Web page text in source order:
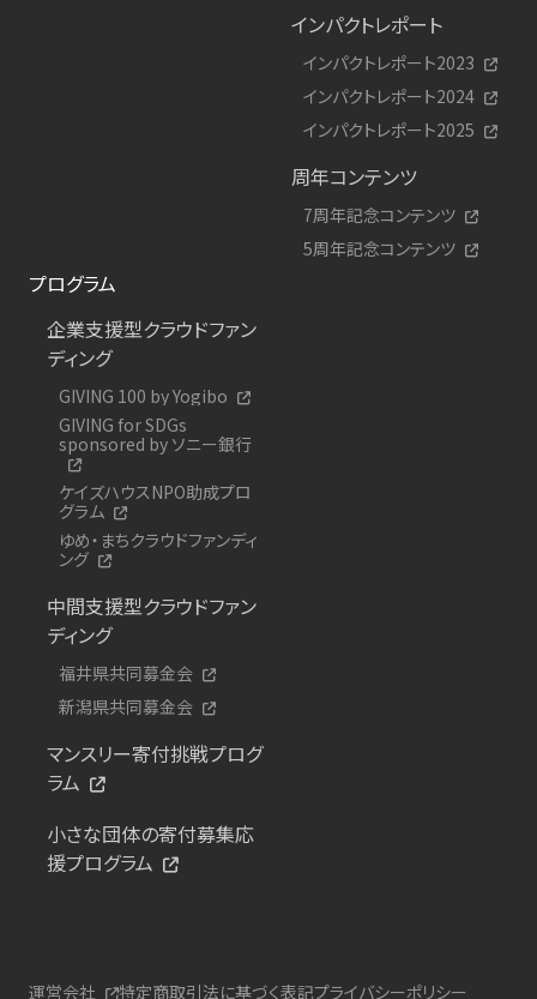
インパクトレポート
インパクトレポート2023
インパクトレポート2024
インパクトレポート2025
周年コンテンツ
7周年記念コンテンツ
5周年記念コンテンツ
プログラム
企業支援型クラウドファン
ディング
GIVING 100 by Yogibo
GIVING for SDGs
sponsored by ソニー銀行
ケイズハウスNPO助成プロ
グラム
ゆめ・まちクラウドファンディ
ング
中間支援型クラウドファン
ディング
福井県共同募金会
新潟県共同募金会
マンスリー寄付挑戦プログ
ラム
小さな団体の寄付募集応
援プログラム
運営会社 特定商取引法に基づく表記プライバシーポリシー